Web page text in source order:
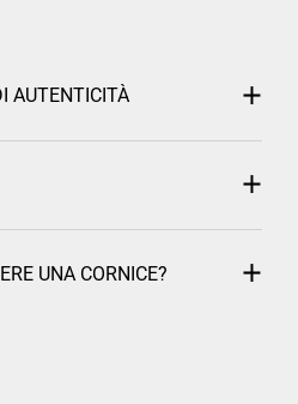
AUTENTICITÀ
UNA CORNICE?